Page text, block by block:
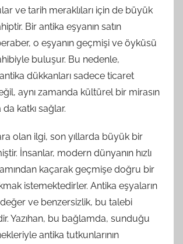
ve tarih meraklıları için de büyük
Bir antika eşyanın satın
o eşyanın geçmişi ve öyküsü
buluşur. Bu nedenle,
dükkanları sadece ticaret
aynı zamanda kültürel bir mirasın
katkı sağlar.
olan ilgi, son yıllarda büyük bir
İnsanlar, modern dünyanın hızlı
kaçarak geçmişe doğru bir
istemektedirler. Antika eşyaların
değer ve benzersizlik, bu talebi
Yazıhan, bu bağlamda, sunduğu
antika tutkunlarının